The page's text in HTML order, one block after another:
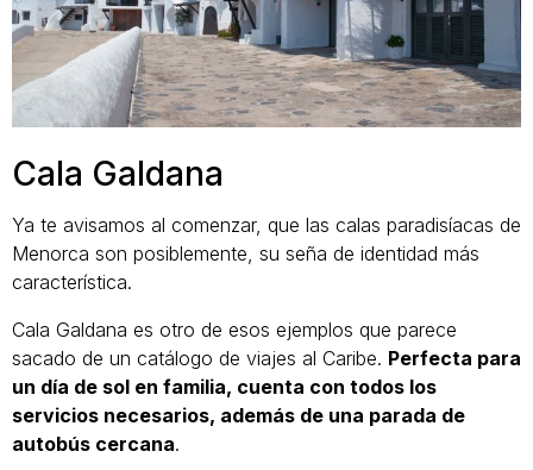
Cala Galdana
Ya te avisamos al comenzar, que las calas paradisíacas de
Menorca son posiblemente, su seña de identidad más
característica.
Cala Galdana es otro de esos ejemplos que parece
sacado de un catálogo de viajes al Caribe. Perfecta para
un día de sol en familia, cuenta con todos los
servicios necesarios, además de una parada de
autobús cercana.